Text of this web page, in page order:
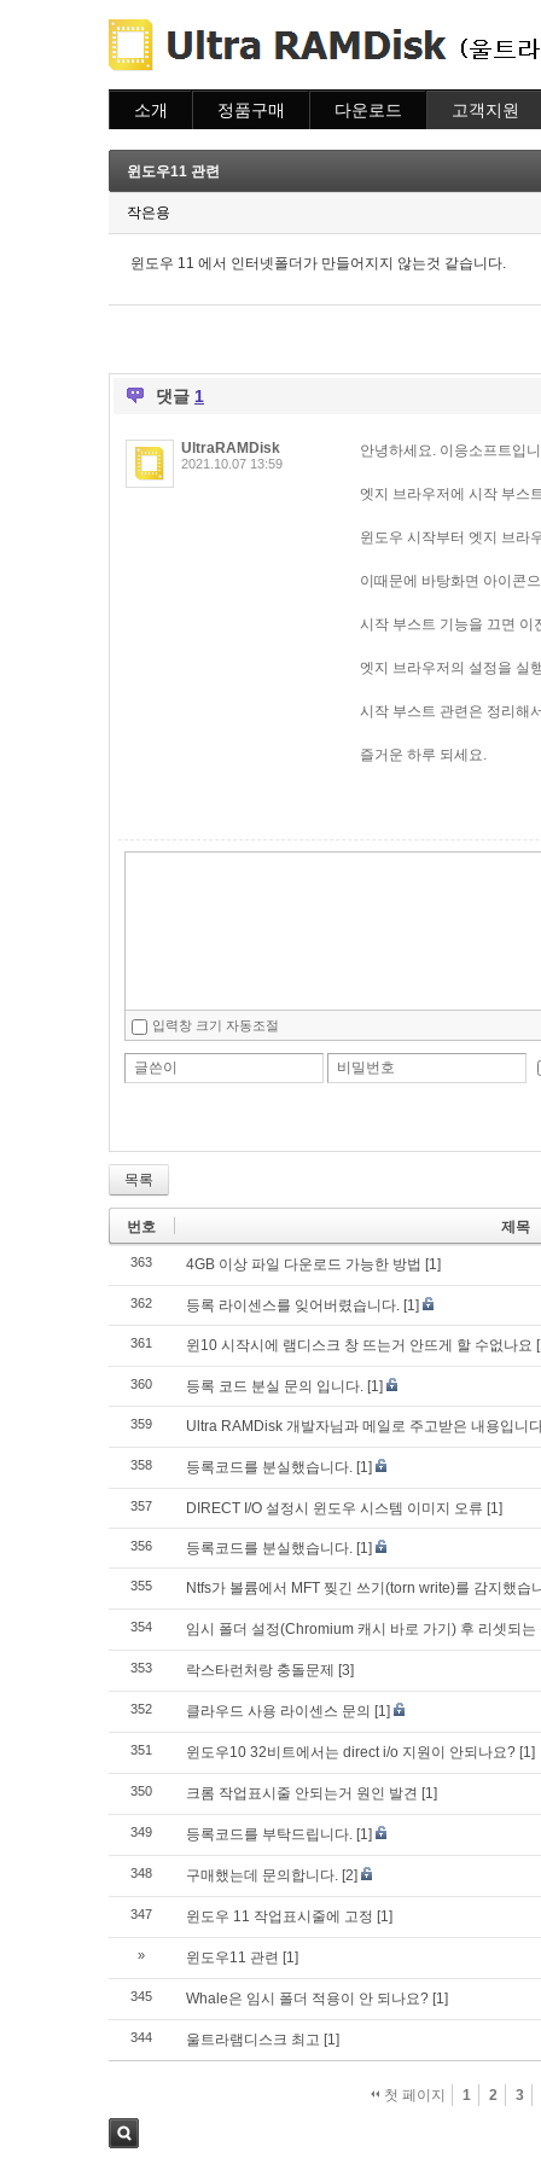
소개 정품구매
주문조회
이용안내
다운로드 고객지원
질문하기
윈도우11 관련
작은용
윈도우 11 에서 인터넷폴더가 만들어지지 않는것 같습니다.
댓글 1
UltraRAMDisk
2021.10.07 13:59
안녕하세요. 이응소프트입
엣지 브라우저에 시작 부스
윈도우 시작부터 엣지 브라
이때문에 바탕화면 아이콘
시작 부스트 기능을 끄면 이
엣지 브라우저의 설정을 실
시작 부스트 관련은 정리해
즐거운 하루 되세요.
입력창 크기 자동조절
글쓴이 비밀번호
목록
번호 제목
363 4GB 이상 파일 다운로드 가능한 방법 [1]
362 등록 라이센스를 잊어버렸습니다. [1]
361 윈10 시작시에 램디스크 창 뜨는거 안뜨게 할 수없나요
360 등록 코드 분실 문의 입니다. [1]
359 Ultra RAMDisk 개발자님과 메일로 주고받은 내용입니
358 등록코드를 분실했습니다. [1]
357 DIRECT I/O 설정시 윈도우 시스템 이미지 오류 [1]
356 등록코드를 분실했습니다. [1]
355 Ntfs가 볼륨에서 MFT 찢긴 쓰기(torn write)를 감지했습
354 임시 폴더 설정(Chromium 캐시 바로 가기) 후 리셋되는
353 락스타런처랑 충돌문제 [3]
352 클라우드 사용 라이센스 문의 [1]
351 윈도우10 32비트에서는 direct i/o 지원이 안되나요? [1]
350 크롬 작업표시줄 안되는거 원인 발견 [1]
349 등록코드를 부탁드립니다. [1]
348 구매했는데 문의합니다. [2]
347 윈도우 11 작업표시줄에 고정 [1]
» 윈도우11 관련 [1]
345 Whale은 임시 폴더 적용이 안 되나요? [1]
344 울트라램디스크 최고 [1]
첫 페이지 1 2 3